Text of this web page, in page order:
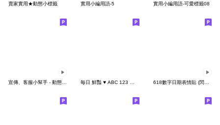
賣家實用★動態小標籤 實用小編用語-5 實用小編用語-可愛標籤08